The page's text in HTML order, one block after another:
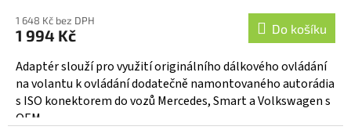
1 648 Kč bez DPH
1 994 Kč Do košíku
Adaptér slouží pro využití originálního dálkového ovládání
na volantu k ovládání dodatečně namontovaného autorádia
s ISO konektorem do vozů Mercedes, Smart a Volkswagen s
OEM...